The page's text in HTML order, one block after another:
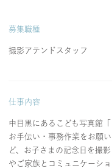
募集職種
撮影アテンドスタッフ
仕事内容
中目黒にあるこども写真館
お手伝い・事務作業をお願
ど、お子さまの記念日を撮
やご家族とコミュニケーシ